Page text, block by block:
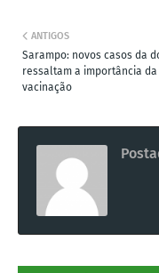
ANTIGOS
Sarampo: novos casos da
ressaltam a importância da
vacinação